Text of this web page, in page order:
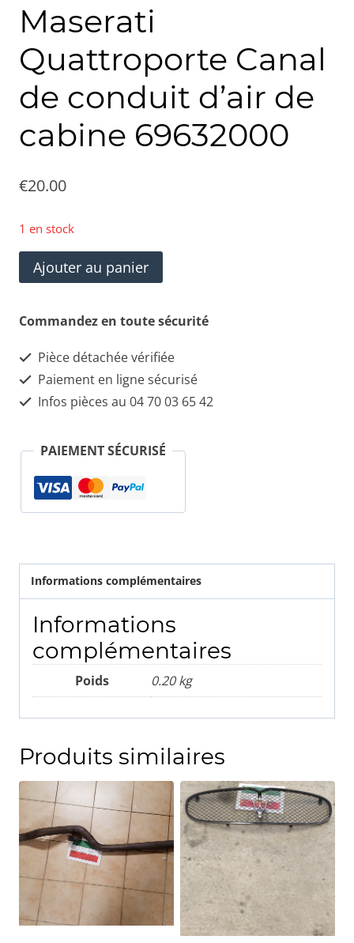
Maserati
Quattroporte Canal
de conduit d’air de
cabine 69632000
€20.00
1 en stock
quantité
de
Maserati
Canal
de
cabine
69632000
Ajouter au panier
Commandez en toute sécurité
Pièce détachée vérifiée
Paiement en ligne sécurisé
Infos pièces au 04 70 03 65 42
PAIEMENT SÉCURISÉ
Informations complémentaires
Informations
complémentaires
Poids 0.20 kg
Produits similaires